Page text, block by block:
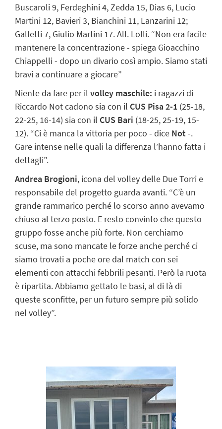
Buscaroli 9, Ferdeghini 4, Zedda 15, Dias 6, Lucio
Martini 12, Bavieri 3, Bianchini 11, Lanzarini 12;
Galletti 7, Giulio Martini 17. All. Lolli. “Non era facile
mantenere la concentrazione - spiega Gioacchino
Chiappelli - dopo un divario così ampio. Siamo stati
bravi a continuare a giocare”
Niente da fare per il volley maschile: i ragazzi di
Riccardo Not cadono sia con il CUS Pisa 2-1 (25-18,
22-25, 16-14) sia con il CUS Bari (18-25, 25-19, 15-
12). “Ci è manca la vittoria per poco - dice Not-.
Gare intense nelle quali la differenza l’hanno fatta i
dettagli”.
Andrea Brogioni, icona del volley delle Due Torri e
responsabile del progetto guarda avanti. “C’è un
grande rammarico perché lo scorso anno avevamo
chiuso al terzo posto. E resto convinto che questo
gruppo fosse anche più forte. Non cerchiamo
scuse, ma sono mancate le forze anche perché ci
siamo trovati a poche ore dal match con sei
elementi con attacchi febbrili pesanti. Però la ruota
è ripartita. Abbiamo gettato le basi, al di là di
queste sconfitte, per un futuro sempre più solido
nel volley”.